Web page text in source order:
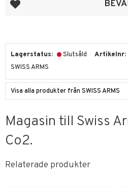
Lagerstatus Slutsåld Artikelnr
SWISS ARMS
Visa alla produkter från SWISS ARMS
Magasin till Swiss
Co2.
Relaterade produkter